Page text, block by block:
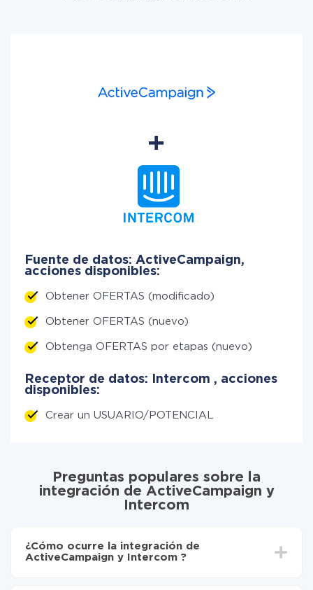
Fuente de datos: ActiveCampaign,
acciones disponibles:
Obtener OFERTAS (modificado)
Obtener OFERTAS (nuevo)
Obtenga OFERTAS por etapas (nuevo)
Receptor de datos: Intercom , acciones
disponibles:
Crear un USUARIO/POTENCIAL
Preguntas populares sobre la
integración de ActiveCampaign y
Intercom
¿Cómo ocurre la integración de
ActiveCampaign y Intercom ?